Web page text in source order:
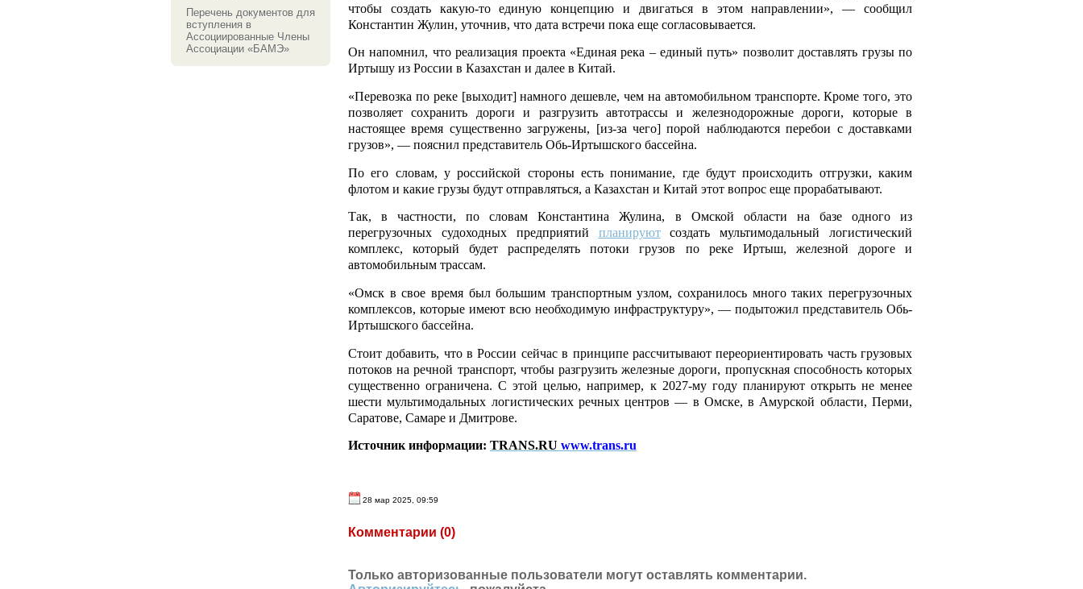
Перечень документов для
вступления в
Ассоциированные Члены
Ассоциации «БАМЭ»
чтобы создать какую-то единую концепцию и двигаться в этом направлении», — сообщил
Константин Жулин, уточнив, что дата встречи пока еще согласовывается.
Он напомнил, что реализация проекта «Единая река – единый путь» позволит доставлять грузы по
Иртышу из России в Казахстан и далее в Китай.
«Перевозка по реке [выходит] намного дешевле, чем на автомобильном транспорте. Кроме того, это
позволяет сохранить дороги и разгрузить автотрассы и железнодорожные дороги, которые в
настоящее время существенно загружены, [из-за чего] порой наблюдаются перебои с доставками
грузов», — пояснил представитель Обь-Иртышского бассейна.
По его словам, у российской стороны есть понимание, где будут происходить отгрузки, каким
флотом и какие грузы будут отправляться, а Казахстан и Китай этот вопрос еще прорабатывают.
Так, в частности, по словам Константина Жулина, в Омской области на базе одного из
перегрузочных судоходных предприятий планируютсоздать мультимодальный логистический
комплекс, который будет распределять потоки грузов по реке Иртыш, железной дороге и
автомобильным трассам.
«Омск в свое время был большим транспортным узлом, сохранилось много таких перегрузочных
комплексов, которые имеют всю необходимую инфраструктуру», — подытожил представитель Обь-
Иртышского бассейна.
Стоит добавить, что в России сейчас в принципе рассчитывают переориентировать часть грузовых
потоков на речной транспорт, чтобы разгрузить железные дороги, пропускная способность которых
существенно ограничена. С этой целью, например, к 2027-му году планируют открыть не менее
шести мультимодальных логистических речных центров — в Омске, в Амурской области, Перми,
Саратове, Самаре и Дмитрове.
Источник информации: TRANS.RU www.trans.ru
28 мар 2025, 09:59
Комментарии (0)
Только авторизованные пользователи могут оставлять комментарии.